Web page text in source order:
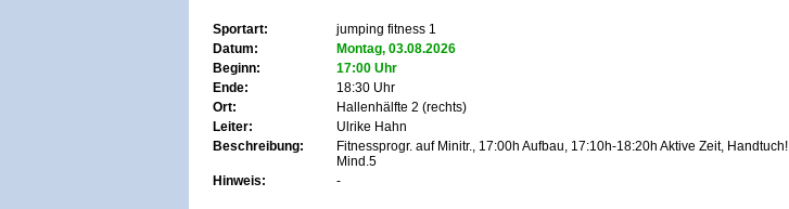
Sportart:
jumping fitness 1
Datum:
Montag, 03.08.2026
Beginn:
17:00 Uhr
Ende:
18:30 Uhr
Ort:
Hallenhälfte 2 (rechts)
Leiter:
Ulrike Hahn
Beschreibung:
Fitnessprogr. auf Minitr., 17:00h Aufbau, 17:10h-18:20h Aktive Zeit, Handtuch!
Mind.5
Hinweis:
-